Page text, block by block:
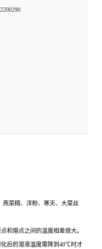
燕菜精、洋粉、寒天、大菜丝
和熔点之间的温度相差很大。
后的溶液温度需降到40℃时才